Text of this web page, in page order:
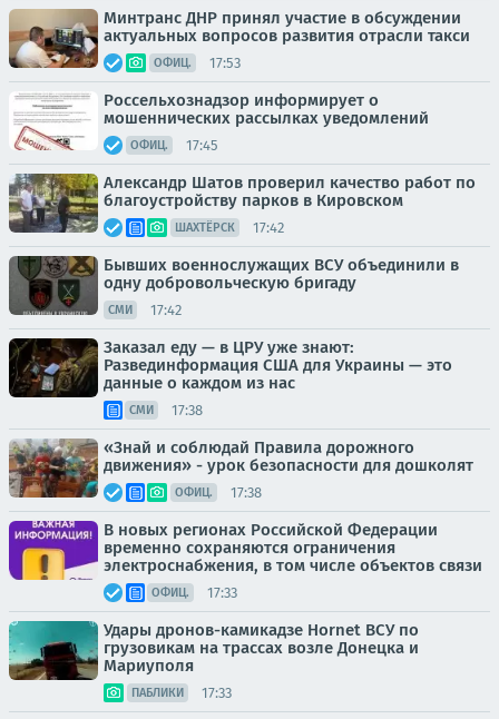
Минтранс ДНР принял участие в обсуждении
актуальных вопросов развития отрасли такси
ОФИЦ. 17:53
Россельхознадзор информирует о
мошеннических рассылках уведомлений
ОФИЦ. 17:45
Александр Шатов проверил качество работ по
благоустройству парков в Кировском
ШАХТЁРСК 17:42
Бывших военнослужащих ВСУ объединили в
одну добровольческую бригаду
СМИ 17:42
Заказал еду — в ЦРУ уже знают:
Развединформация США для Украины — это
данные о каждом из нас
СМИ 17:38
«Знай и соблюдай Правила дорожного
движения» - урок безопасности для дошколят
ОФИЦ. 17:38
В новых регионах Российской Федерации
временно сохраняются ограничения
электроснабжения, в том числе объектов связи
ОФИЦ. 17:33
Удары дронов-камикадзе Hornet ВСУ по
грузовикам на трассах возле Донецка и
Мариуполя
ПАБЛИКИ 17:33